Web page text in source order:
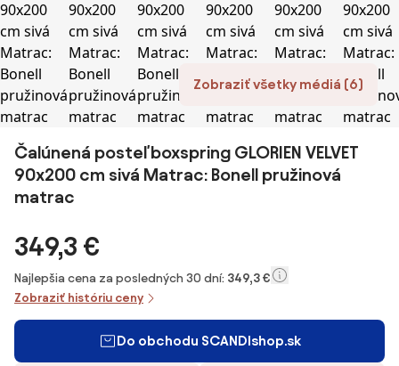
Zobraziť všetky médiá (6)
Čalúnená posteľ boxspring GLORIEN VELVET
90x200 cm sivá Matrac: Bonell pružinová
matrac
349,3 €
Najlepšia cena za posledných 30 dní: 349,3 €
Zobraziť históriu ceny
Do obchodu SCANDIshop.sk